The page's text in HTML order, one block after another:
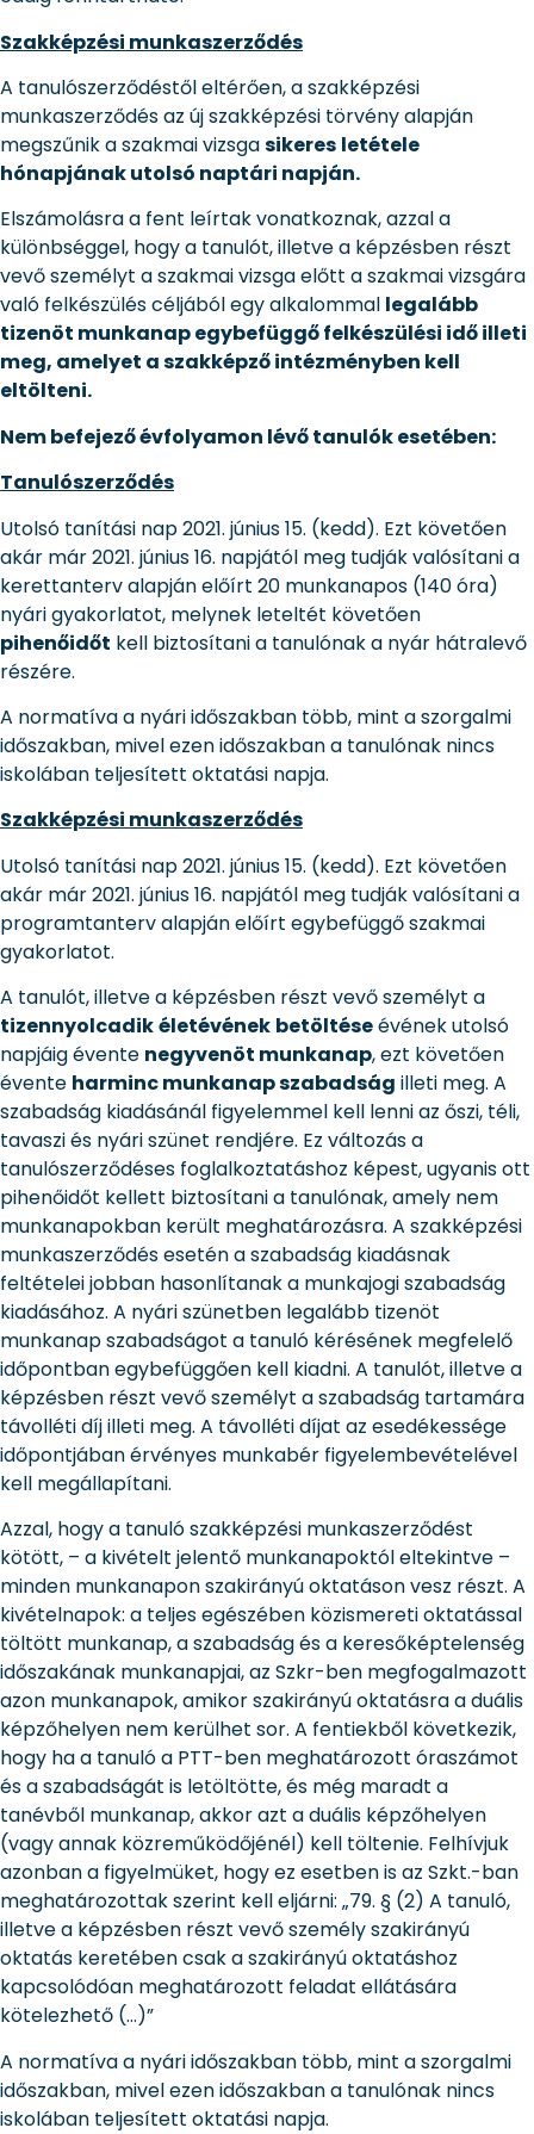
Szakképzési munkaszerződés
A tanulószerződéstől eltérően, a szakképzési
munkaszerződés az új szakképzési törvény alapján
megszűnik a szakmai vizsgasikeres letétele
hónapjának utolsó naptári napján.
Elszámolásra a fent leírtak vonatkoznak, azzal a
különbséggel, hogy a tanulót, illetve a képzésben részt
vevő személyt a szakmai vizsga előtt a szakmai vizsgára
való felkészülés céljából egy alkalommal legalább
tizenöt munkanap egybefüggő felkészülési idő illeti
meg, amelyet a szakképző intézményben kell
eltölteni.
Nem befejező évfolyamon lévő tanulók esetében:
Tanulószerződés
Utolsó tanítási nap 2021. június 15. (kedd). Ezt követően
akár már 2021. június 16. napjától meg tudják valósítani a
kerettanterv alapján előírt 20 munkanapos (140 óra)
nyári gyakorlatot, melynek leteltét követően
pihenőidőt kell biztosítani a tanulónak a nyár hátralevő
részére.
A normatíva a nyári időszakban több, mint a szorgalmi
időszakban, mivel ezen időszakban a tanulónak nincs
iskolában teljesített oktatási napja.
Szakképzési munkaszerződés
Utolsó tanítási nap 2021. június 15. (kedd). Ezt követően
akár már 2021. június 16. napjától meg tudják valósítani a
programtanterv alapján előírt egybefüggő szakmai
gyakorlatot.
A tanulót, illetve a képzésben részt vevő személyt a
tizennyolcadikéletévének betöltéseévének utolsó
napjáig évente negyvenöt munkanap, ezt követően
évente harminc munkanap szabadság illeti meg. A
szabadság kiadásánál figyelemmel kell lenni az őszi, téli,
tavaszi és nyári szünet rendjére. Ez változás a
tanulószerződéses foglalkoztatáshoz képest, ugyanis ott
pihenőidőt kellett biztosítani a tanulónak, amely nem
munkanapokban került meghatározásra. A szakképzési
munkaszerződés esetén a szabadság kiadásnak
feltételei jobban hasonlítanak a munkajogi szabadság
kiadásához. A nyári szünetben legalább tizenöt
munkanap szabadságot a tanuló kérésének megfelelő
időpontban egybefüggően kell kiadni. A tanulót, illetve a
képzésben részt vevő személyt a szabadság tartamára
távolléti díj illeti meg. A távolléti díjat az esedékessége
időpontjában érvényes munkabér figyelembevételével
kell megállapítani.
Azzal, hogy a tanuló szakképzési munkaszerződést
kötött, – a kivételt jelentő munkanapoktól eltekintve –
minden munkanapon szakirányú oktatáson vesz részt. A
kivételnapok: a teljes egészében közismereti oktatással
töltött munkanap, a szabadság és a keresőképtelenség
időszakának munkanapjai, az Szkr-ben megfogalmazott
azon munkanapok, amikor szakirányú oktatásra a duális
képzőhelyen nem kerülhet sor. A fentiekből következik,
hogy ha a tanuló a PTT-ben meghatározott óraszámot
és a szabadságát is letöltötte, és még maradt a
tanévből munkanap, akkor azt a duális képzőhelyen
(vagy annak közreműködőjénél) kell töltenie. Felhívjuk
azonban a figyelmüket, hogy ez esetben is az Szkt.-ban
meghatározottak szerint kell eljárni: „79. § (2) A tanuló,
illetve a képzésben részt vevő személy szakirányú
oktatás keretében csak a szakirányú oktatáshoz
kapcsolódóan meghatározott feladat ellátására
kötelezhető (…)”
A normatíva a nyári időszakban több, mint a szorgalmi
időszakban, mivel ezen időszakban a tanulónak nincs
iskolában teljesített oktatási napja.